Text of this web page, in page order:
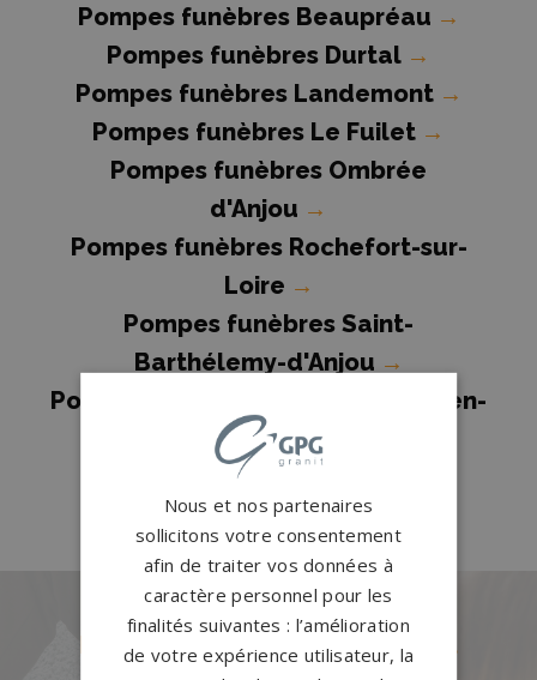
Pompes funèbres Beaupréau →
Pompes funèbres Durtal →
Pompes funèbres Landemont →
Pompes funèbres Le Fuilet →
Pompes funèbres Ombrée
d'Anjou →
Pompes funèbres Rochefort-sur-
Loire →
Pompes funèbres Saint-
Barthélemy-d'Anjou →
Pompes funèbres Saint-Macaire-en-
Mauges→
Pompes funèbres Saumur
Des pierres tombales uniques et
originales
Nous et nos partenaires
sollicitons votre consentement
afin de traiter vos données à
caractère personnel pour les
finalités suivantes : l’amélioration
de votre expérience utilisateur, la